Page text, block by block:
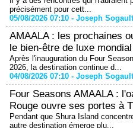
précisément pour cett...
05/08/2026 07:10 - Joseph Sogault
AMAALA : les prochaines
le bien-être de luxe mondial
Après l'inauguration du Four
2026, la destination continue d...
04/08/2026 07:10 - Joseph Sogault
Four Seasons AMAALA :
Rouge ouvre ses portes à
Pendant que Shura Island
autre destination émerge plu...